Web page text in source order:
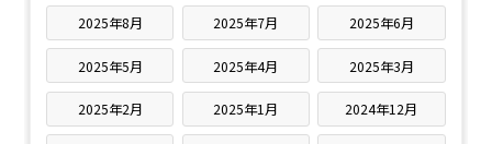
2025年8月 2025年7月 2025年6月
2025年5月 2025年4月 2025年3月
2025年2月 2025年1月 2024年12月